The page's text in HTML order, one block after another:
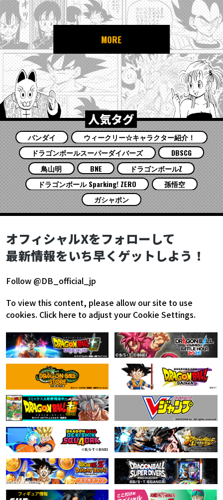
MORE
人気タグ
バンダイ
ウィークリー☆キャラクター紹介！
ドラゴンボールスーパーダイバーズ
DBSCG
鳥山明
BNE
ドラゴンボールZ
ドラゴンボール Sparking! ZERO
孫悟空
ガシャポン
オフィシャルXをフォローして
最新情報をいち早くゲットしよう！
Follow @DB_official_jp
To view this content, please allow our site to use
cookies. Click here to adjust your Cookie Settings.